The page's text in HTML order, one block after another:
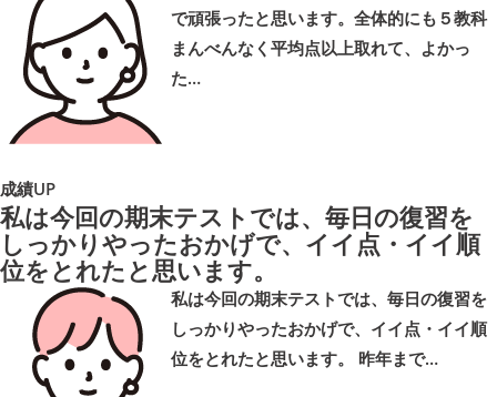
で頑張ったと思います。全体的にも５教科
まんべんなく平均点以上取れて、よかっ
た…
成績UP
私は今回の期末テストでは、毎日の復習を
しっかりやったおかげで、イイ点・イイ順
位をとれたと思います。
私は今回の期末テストでは、毎日の復習を
しっかりやったおかげで、イイ点・イイ順
位をとれたと思います。 昨年まで…